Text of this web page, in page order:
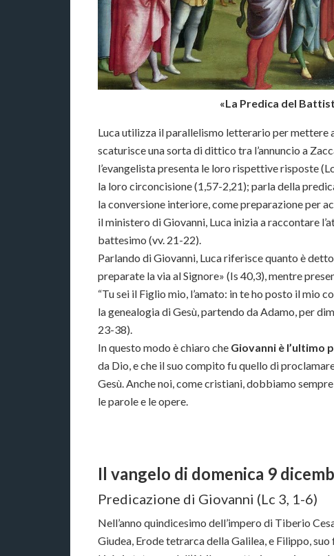
«La Predica del
Luca utilizza il parallelismo letterario per mettere
scaturisce una sorta di dittico tra l’annuncio a
l’evangelista presenta le loro rispettive risposte
la loro circoncisione (1,57-2,21); parla della
la conversione interiore, come preparazione per
il ministero di Giovanni, Luca inizia a raccontare
battesimo (vv. 21-22).
Parlando di Giovanni, Luca riferisce quanto è
preparate la via al Signore» (Is 40,3), mentre
“Tu sei il Figlio mio, l’amato: in te ho posto il mio
la genealogia di Gesù, partendo da Adamo, per
23-38).
In questo modo è chiaro che Giovanni è l’ultimo
da Dio, e che il suo compito fu quello di
Gesù. Anche noi, come cristiani, dobbiamo
le parole e le opere.
Il vangelo di domenica 9
Predicazione di Giovanni (Lc 3, 1-6)
Nell’anno quindicesimo dell’impero di Tiberio
Giudea, Erode tetrarca della Galilea, e Filippo,